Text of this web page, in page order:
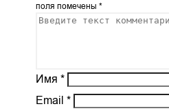
поля помечены *
Имя *
Email *